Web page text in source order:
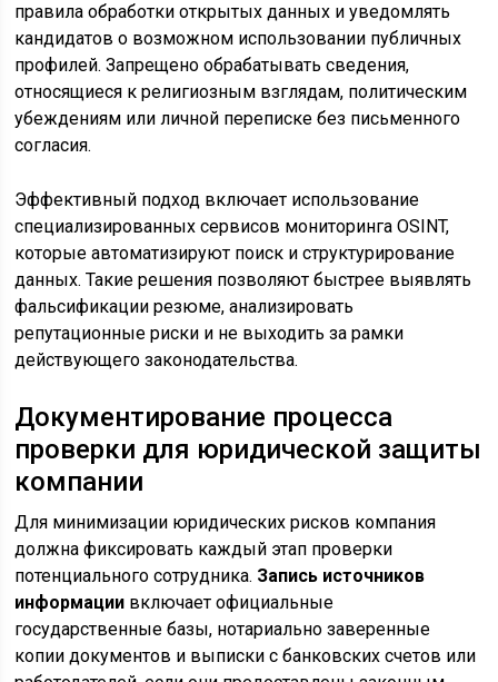
правила обработки открытых данных и уведомлять
кандидатов о возможном использовании публичных
профилей. Запрещено обрабатывать сведения,
относящиеся к религиозным взглядам, политическим
убеждениям или личной переписке без письменного
согласия.
Эффективный подход включает использование
специализированных сервисов мониторинга OSINT,
которые автоматизируют поиск и структурирование
данных. Такие решения позволяют быстрее выявлять
фальсификации резюме, анализировать
репутационные риски и не выходить за рамки
действующего законодательства.
Документирование процесса
проверки для юридической защиты
компании
Для минимизации юридических рисков компания
должна фиксировать каждый этап проверки
потенциального сотрудника. Запись источников
информации включает официальные
государственные базы, нотариально заверенные
копии документов и выписки с банковских счетов или